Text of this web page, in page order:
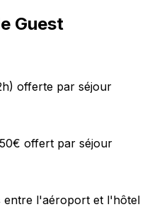
Guest
offerte par séjour
offert par séjour
l'aéroport et l'hôtel